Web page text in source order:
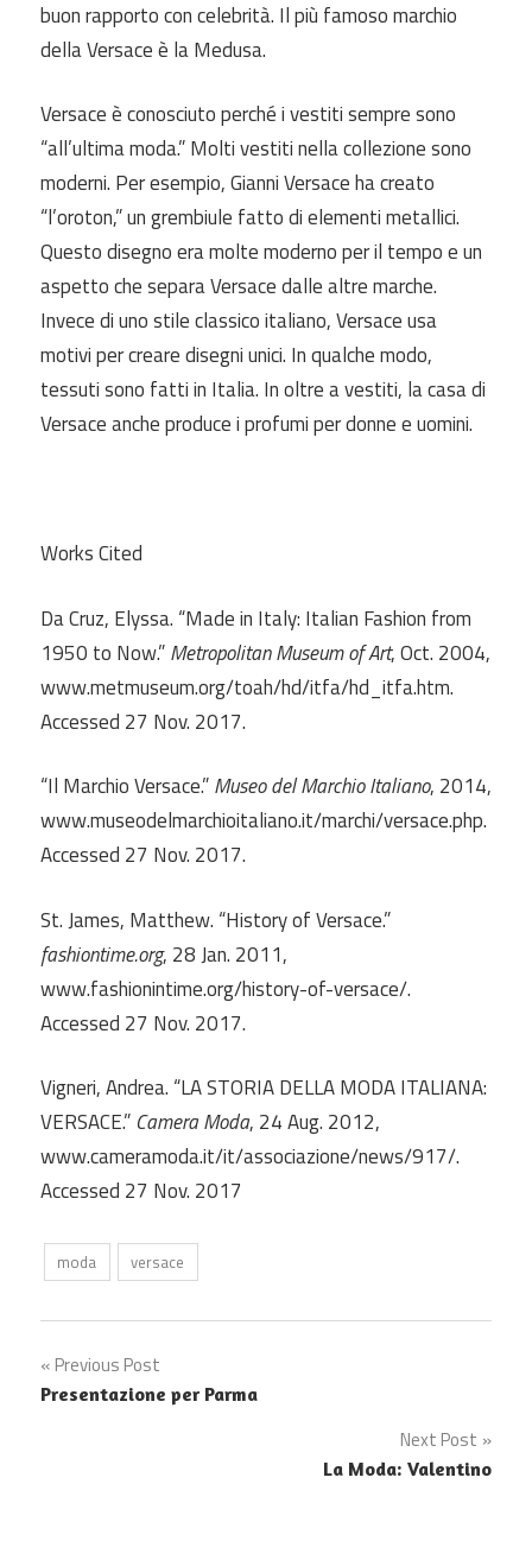
buon rapporto con celebrità. Il più famoso marchio
della Versace è la Medusa.
Versace è conosciuto perché i vestiti sempre sono
“all’ultima moda.” Molti vestiti nella collezione sono
moderni. Per esempio, Gianni Versace ha creato
“l’oroton,” un grembiule fatto di elementi metallici.
Questo disegno era molte moderno per il tempo e un
aspetto che separa Versace dalle altre marche.
Invece di uno stile classico italiano, Versace usa
motivi per creare disegni unici. In qualche modo,
tessuti sono fatti in Italia. In oltre a vestiti, la casa di
Versace anche produce i profumi per donne e uomini.
Works Cited
Da Cruz, Elyssa. “Made in Italy: Italian Fashion from
1950 to Now.”Metropolitan Museum of Art, Oct. 2004,
www.metmuseum.org/toah/hd/itfa/hd_itfa.htm.
Accessed 27 Nov. 2017.
“Il Marchio Versace.”Museo del Marchio Italiano, 2014,
www.museodelmarchioitaliano.it/marchi/versace.php.
Accessed 27 Nov. 2017.
St. James, Matthew. “History of Versace.”
fashiontime.org, 28 Jan. 2011,
www.fashionintime.org/history-of-versace/.
Accessed 27 Nov. 2017.
Vigneri, Andrea. “LA STORIA DELLA MODA ITALIANA:
VERSACE.” Camera Moda, 24 Aug. 2012,
www.cameramoda.it/it/associazione/news/917/.
Accessed 27 Nov. 2017
moda versace
Post
navigation
Previous Post
Presentazione per Parma
Next Post
La Moda: Valentino